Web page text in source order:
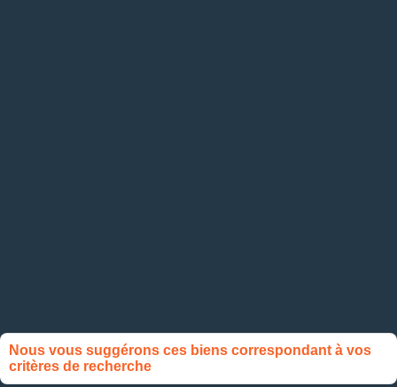
Nous vous suggérons ces biens correspondant à vos
critères de recherche